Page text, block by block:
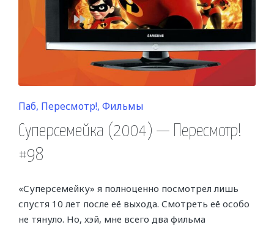
Posted
in
Паб Пересмотр! Фильмы
Суперсемейка (2004) — Пересмотр!
#98
«Суперсемейку» я полноценно посмотрел лишь
спустя 10 лет после её выхода. Смотреть её особо
не тянуло. Но, хэй, мне всего два фильма